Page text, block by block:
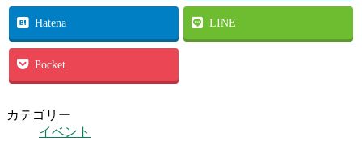
Hatena LINE
Pocket
カテゴリー
イベント